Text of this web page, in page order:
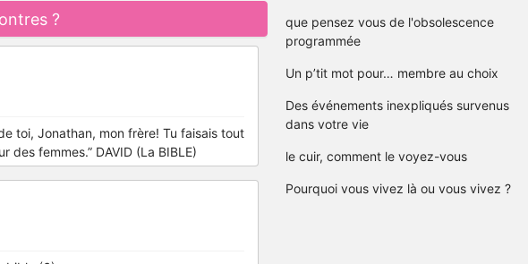
?
toi, Jonathan, mon frère! Tu faisais tout
femmes.” DAVID (La BIBLE)
que pensez vous de l'obsolescence
programmée
Un p’tit mot pour… membre au choix
Des événements inexpliqués survenus
dans votre vie
le cuir, comment le voyez-vous
Pourquoi vous vivez là ou vous vivez ?